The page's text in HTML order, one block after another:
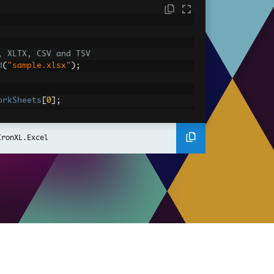
CSV and TSV
( "sample.xlsx" );
0];
value